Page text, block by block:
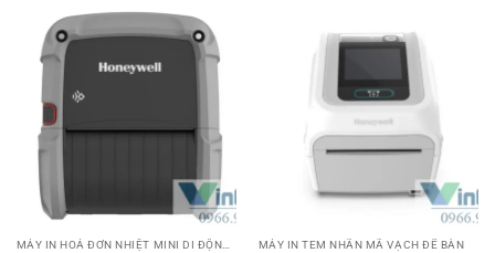
MÁY IN TEM NHÃN MÃ VẠCH ĐỂ BÀN